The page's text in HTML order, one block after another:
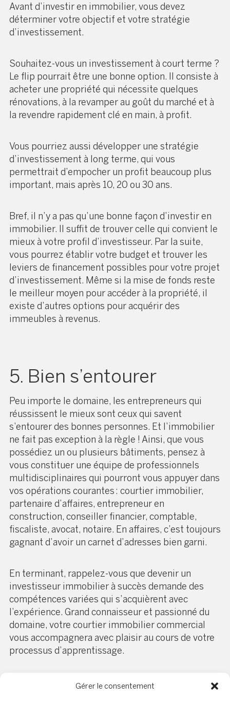
Gérer le consentement
Avant d’investir en immobilier, vous devez
déterminer votre objectif et votre stratégie
d’investissement.
Souhaitez-vous un investissement à court terme ?
Le flip pourrait être une bonne option. Il consiste à
acheter une propriété qui nécessite quelques
rénovations, à la revamper au goût du marché et à
la revendre rapidement clé en main, à profit.
Vous pourriez aussi développer une stratégie
d’investissement à long terme, qui vous
permettrait d’empocher un profit beaucoup plus
important, mais après 10, 20 ou 30 ans.
Bref, il n’y a pas qu’une bonne façon d’investir en
immobilier. Il suffit de trouver celle qui convient le
mieux à votre profil d’investisseur. Par la suite,
vous pourrez établir votre budget et trouver les
leviers de financement possibles pour votre projet
d’investissement. Même si la mise de fonds reste
le meilleur moyen pour accéder à la propriété, il
existe d’autres options pour acquérir des
immeubles à revenus.
5. Bien s’entourer
Peu importe le domaine, les entrepreneurs qui
réussissent le mieux sont ceux qui savent
s’entourer des bonnes personnes. Et l’immobilier
ne fait pas exception à la règle ! Ainsi, que vous
possédiez un ou plusieurs bâtiments, pensez à
vous constituer une équipe de professionnels
multidisciplinaires qui pourront vous appuyer dans
vos opérations courantes : courtier immobilier,
partenaire d’affaires, entrepreneur en
construction, conseiller financier, comptable,
fiscaliste, avocat, notaire. En affaires, c’est toujours
gagnant d’avoir un carnet d’adresses bien garni.
En terminant, rappelez-vous que devenir un
investisseur immobilier à succès demande des
compétences variées qui s’acquièrent avec
l’expérience. Grand connaisseur et passionné du
domaine, votre courtier immobilier commercial
vous accompagnera avec plaisir au cours de votre
processus d’apprentissage.
Bon investissement!